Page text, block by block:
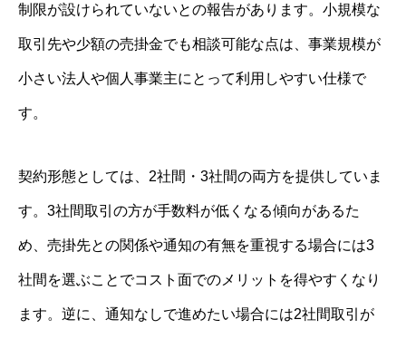
制限が設けられていないとの報告があります。小規模な
取引先や少額の売掛金でも相談可能な点は、事業規模が
小さい法人や個人事業主にとって利用しやすい仕様で
す。
契約形態としては、2社間・3社間の両方を提供していま
す。3社間取引の方が手数料が低くなる傾向があるた
め、売掛先との関係や通知の有無を重視する場合には3
社間を選ぶことでコスト面でのメリットを得やすくなり
ます。逆に、通知なしで進めたい場合には2社間取引が